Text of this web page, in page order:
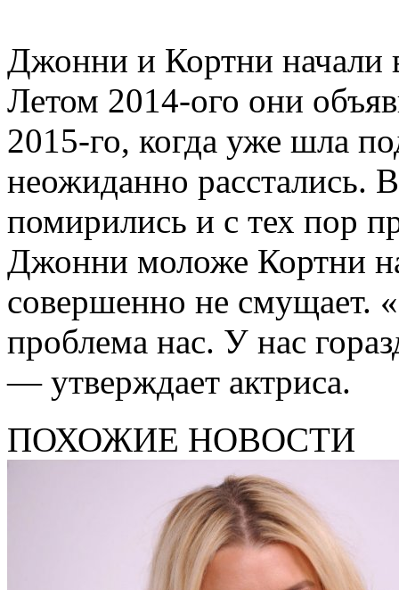
Джонни и Кортни начали
Летом 2014-ого они
2015-го, когда уже шла
неожиданно расстались.
помирились и с тех пор
Джонни моложе Кортни
совершенно не смущает.
проблема нас. У нас
— утверждает актриса.
ПОХОЖИЕ НОВОСТИ